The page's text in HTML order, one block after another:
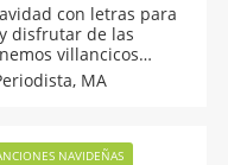
con letras para
disfrutar de las
villancicos
nuestros hijos
Noche de paz o el
MA
NAVIDEÑAS